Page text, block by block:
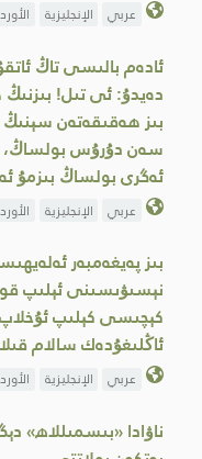
عربي الإنجليزية
ئادەم بالىسى تاڭ
دەيدۇ: ئى تىل!
بىز ھەقىقەتەن سېنىڭ
سەن دۇرۇس بولساڭ،
ئەگرى بولساڭ بىزمۇ
عربي الإنجليزية
بىز پەيغەمبەر
نېسىۋىسىنى ئېلىپ
كېچىسى كېلىپ ئۇخلاپ
ئاڭلىغۇدەك سالام
عربي الإنجليزية
ناۋادا «بىسمىللاھ»